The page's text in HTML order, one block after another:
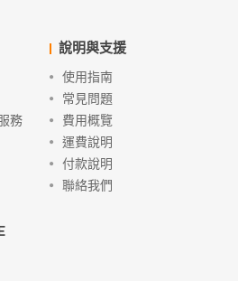
務
說明與支援
使用指南
常見問題
費用概覽
運費說明
付款說明
聯絡我們